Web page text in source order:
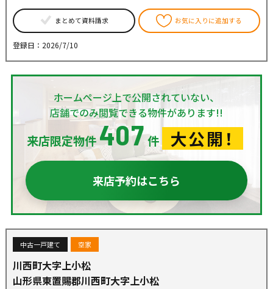
まとめて資料請求 お気に入りに追加する
登録日：2026/7/10
ホームページ上で公開されていない、
店舗でのみ閲覧できる物件があります!!
来店限定物件 407件 大公開！
来店予約はこちら
中古一戸建て 空家
川西町大字上小松
山形県東置賜郡川西町大字上小松